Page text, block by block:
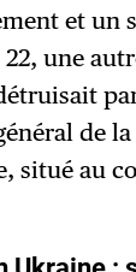
et un
22, une
de
situé au